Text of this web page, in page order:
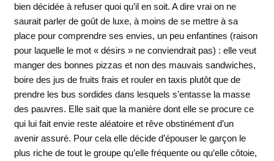
bien décidée à refuser quoi qu’il en soit. A dire vrai on ne
saurait parler de goût de luxe, à moins de se mettre à sa
place pour comprendre ses envies, un peu enfantines (raison
pour laquelle le mot « désirs » ne conviendrait pas) : elle veut
manger des bonnes pizzas et non des mauvais sandwiches,
boire des jus de fruits frais et rouler en taxis plutôt que de
prendre les bus sordides dans lesquels s’entasse la masse
des pauvres. Elle sait que la manière dont elle se procure ce
qui lui fait envie reste aléatoire et rêve obstinément d’un
avenir assuré. Pour cela elle décide d’épouser le garçon le
plus riche de tout le groupe qu’elle fréquente ou qu’elle côtoie,